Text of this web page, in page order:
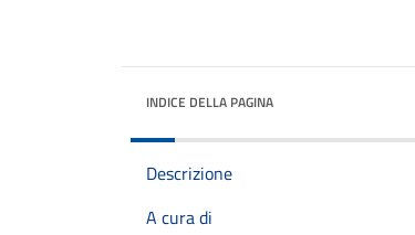
INDICE DELLA PAGINA
Descrizione
A cura di